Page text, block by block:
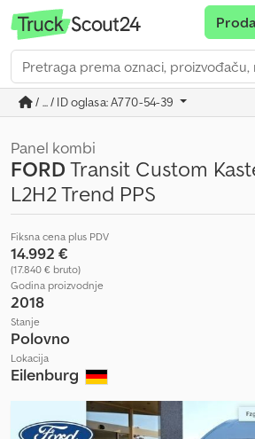
/ ... / ID oglasa: A770-54-39
Panel kombi
FORDTransit Custom
L2H2 Trend PPS
Fiksna cena plus PDV
14.992 €
(17.840 € bruto)
Godina proizvodnje
2018
Stanje
Polovno
Lokacija
Eilenburg